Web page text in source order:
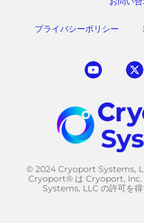
プライバシーポリシー
© 2024 Cryoport Systems,
Cryoport® は Cryoport, Inc.
Systems, LLC の許可を得